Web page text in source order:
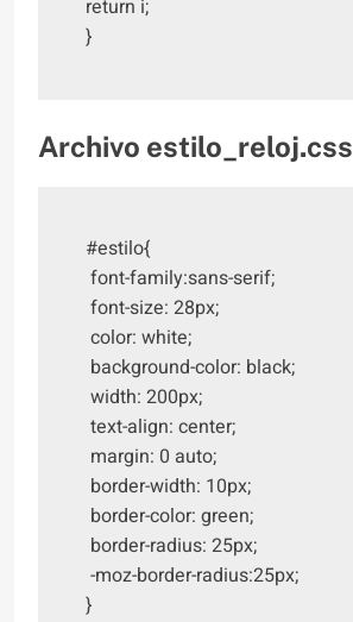
return i;
}
Archivo estilo_reloj.css
#estilo{
font-family:sans-serif;
font-size: 28px;
color: white;
background-color: black;
width: 200px;
text-align: center;
margin: 0 auto;
border-width: 10px;
border-color: green;
border-radius: 25px;
-moz-border-radius:25px;
}